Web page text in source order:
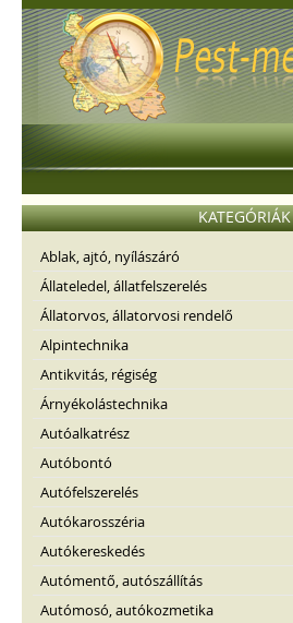
KATEGÓRIÁK
Ablak, ajtó, nyílászáró
Állateledel, állatfelszerelés
Állatorvos, állatorvosi rendelő
Alpintechnika
Antikvitás, régiség
Árnyékolástechnika
Autóalkatrész
Autóbontó
Autófelszerelés
Autókarosszéria
Autókereskedés
Autómentő, autószállítás
Autómosó, autókozmetika